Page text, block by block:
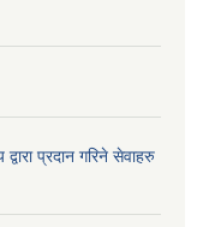
प्रदान गरिने सेवाहरु